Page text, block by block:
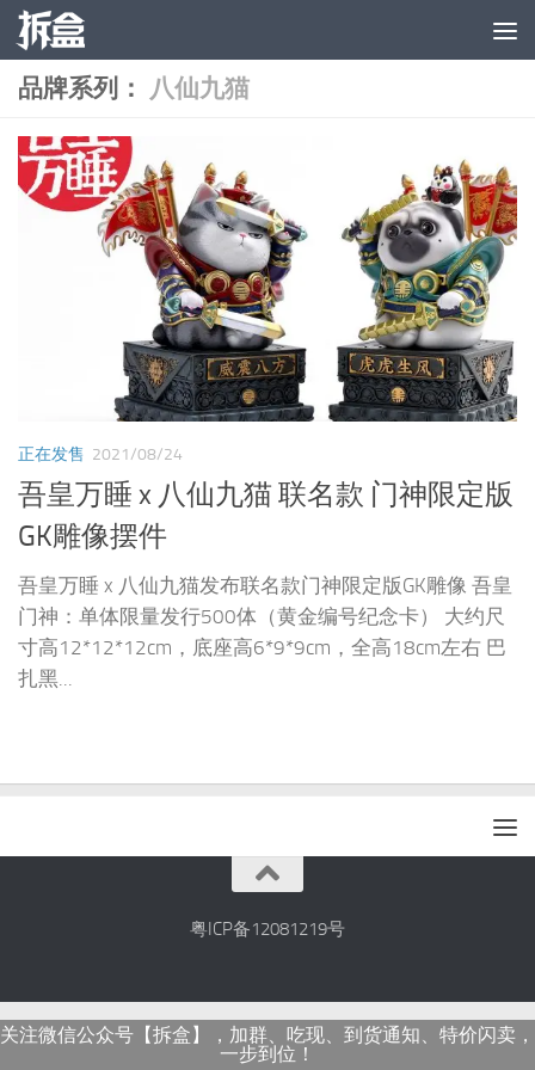
跳至内容
品牌系列： 八仙九猫
正在发售 2021/08/24
吾皇万睡 x 八仙九猫 联名款 门神限定版
GK雕像摆件
吾皇万睡 x 八仙九猫发布联名款门神限定版GK雕像 吾皇
门神：单体限量发行500体（黄金编号纪念卡） 大约尺
寸高12*12*12cm，底座高6*9*9cm，全高18cm左右 巴
扎黑...
粤ICP备12081219号
关注微信公众号【拆盒】，加群、吃现、到货通知、特价闪卖，
一步到位！